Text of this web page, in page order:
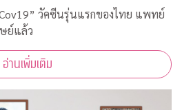
วัคซีนรุ่นแรกของไทย แพทย์
ย์แล้ว
อ่านเพิ่มเติม